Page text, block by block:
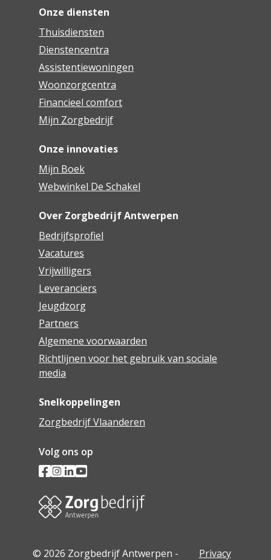
Onze diensten
Thuisdiensten
Dienstencentra
Assistentiewoningen
Woonzorgcentra
Financieel comfort
Mijn Zorgbedrijf
Onze innovaties
Mijn Boek
Webwinkel De Schakel
Over Zorgbedrijf Antwerpen
Bedrijfsprofiel
Vacatures
Vrijwilligers
Leveranciers
Jeugdzorg
Partners
Algemene voorwaarden
Richtlijnen voor het gebruik van sociale
media
Snelkoppelingen
Zorgbedrijf Vlaanderen
Volg ons op
© 2026 Zorgbedrijf Antwerpen - Privacy